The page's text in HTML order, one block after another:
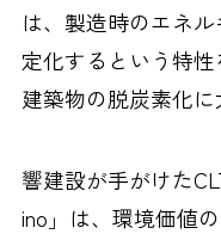
は、製造時のエネ
定化するという特性
建築物の脱炭素化に
響建設が手がけた
ino」は、環境価値